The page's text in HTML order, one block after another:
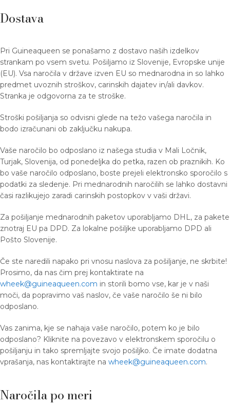
Dostava
Pri Guineaqueen se ponašamo z dostavo naših izdelkov
strankam po vsem svetu. Pošiljamo iz Slovenije, Evropske unije
(EU). Vsa naročila v države izven EU so mednarodna in so lahko
predmet uvoznih stroškov, carinskih dajatev in/ali davkov.
Stranka je odgovorna za te stroške.
Stroški pošiljanja so odvisni glede na težo vašega naročila in
bodo izračunani ob zaključku nakupa.
Vaše naročilo bo odposlano iz našega studia v Mali Ločnik,
Turjak, Slovenija, od ponedeljka do petka, razen ob praznikih. Ko
bo vaše naročilo odposlano, boste prejeli elektronsko sporočilo s
podatki za sledenje. Pri mednarodnih naročilih se lahko dostavni
časi razlikujejo zaradi carinskih postopkov v vaši državi.
Za pošiljanje mednarodnih paketov uporabljamo DHL, za pakete
znotraj EU pa DPD. Za lokalne pošiljke uporabljamo DPD ali
Pošto Slovenije.
Če ste naredili napako pri vnosu naslova za pošiljanje, ne skrbite!
Prosimo, da nas čim prej kontaktirate na
wheek@guineaqueen.com in storili bomo vse, kar je v naši
moči, da popravimo vaš naslov, če vaše naročilo še ni bilo
odposlano.
Vas zanima, kje se nahaja vaše naročilo, potem ko je bilo
odposlano? Kliknite na povezavo v elektronskem sporočilu o
pošiljanju in tako spremljajte svojo pošiljko. Če imate dodatna
vprašanja, nas kontaktirajte na wheek@guineaqueen.com.
Naročila po meri